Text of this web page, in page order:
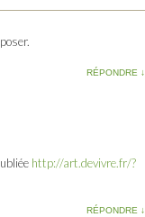
RÉPONDRE ↓
http://art.devivre.fr/?
RÉPONDRE ↓